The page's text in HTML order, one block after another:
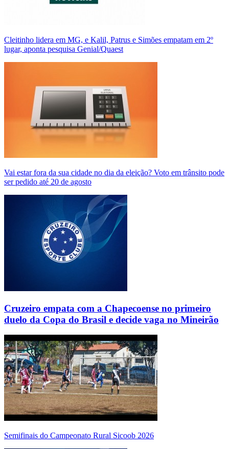
Cleitinho lidera em MG, e Kalil, Patrus e Simões empatam em 2º
lugar, aponta pesquisa Genial/Quaest
Vai estar fora da sua cidade no dia da eleição? Voto em trânsito pode
ser pedido até 20 de agosto
Cruzeiro empata com a Chapecoense no primeiro
duelo da Copa do Brasil e decide vaga no Mineirão
Semifinais do Campeonato Rural Sicoob 2026